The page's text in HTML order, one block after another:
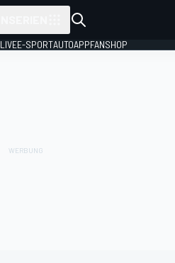
LIVEE-SPORTAUTOAPPFANSHOP